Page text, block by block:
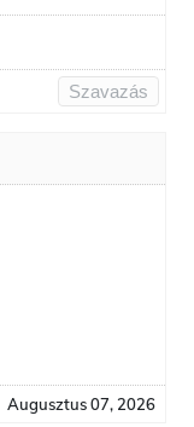
Szavazás
Augusztus 07, 2026